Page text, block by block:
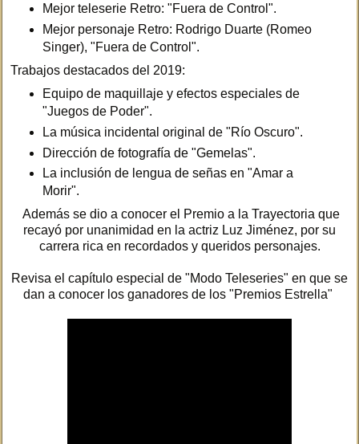
Mejor teleserie Retro: "Fuera de Control".
Mejor personaje Retro: Rodrigo Duarte (Romeo
Singer), "Fuera de Control".
Trabajos destacados del 2019:
Equipo de maquillaje y efectos especiales de
"Juegos de Poder".
La música incidental original de "Río Oscuro".
Dirección de fotografía de "Gemelas".
La inclusión de lengua de señas en "Amar a
Morir".
Además se dio a conocer el Premio a la Trayectoria que
recayó por unanimidad en la actriz Luz Jiménez, por su
carrera rica en recordados y queridos personajes.
Revisa el capítulo especial de "Modo Teleseries" en que se
dan a conocer los ganadores de los "Premios Estrella"